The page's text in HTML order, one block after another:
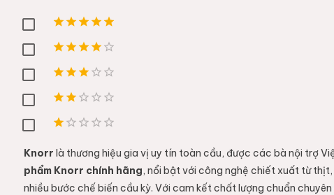
Knorr là thương hiệu gia vị uy tín toàn cầu, được các bà nội trợ
phẩm Knorr chính hãng, nổi bật với công nghệ chiết xuất từ
nhiều bước chế biến cầu kỳ. Với cam kết chất lượng chuẩn